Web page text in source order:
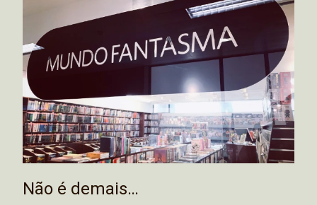
Não é demais…